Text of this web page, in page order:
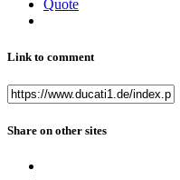
Quote
Link to comment
Share on other sites